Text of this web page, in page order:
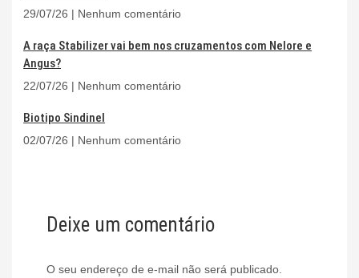
29/07/26 Nenhum comentário
A raça Stabilizer vai bem nos cruzamentos com Nelore e
Angus?
22/07/26 Nenhum comentário
Biotipo Sindinel
02/07/26 Nenhum comentário
Deixe um comentário
O seu endereço de e-mail não será publicado.